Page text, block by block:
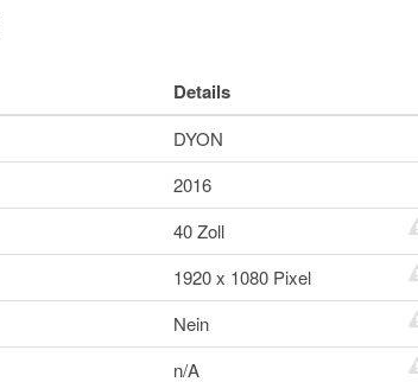
Details
DYON
2016
40 Zoll
1920 x 1080 Pixel
Nein
n/A